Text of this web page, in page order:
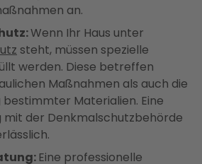
an​​​​.
Wenn Ihr Haus unter
steht, müssen spezielle
werden. Diese betreffen
Maßnahmen als auch die
Materialien. Eine
mit der Denkmalschutzbehörde
Eine professionelle